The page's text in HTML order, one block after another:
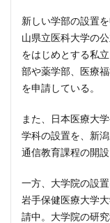
新しい学部の設置
山県立医科大学の
をはじめとする私
部や薬学部、医療
を申請している。
また、日本医療大
学科の設置を、新
通信教育課程の開設
一方、大学院の設
岩手保健医療大学
請中。大学院の研